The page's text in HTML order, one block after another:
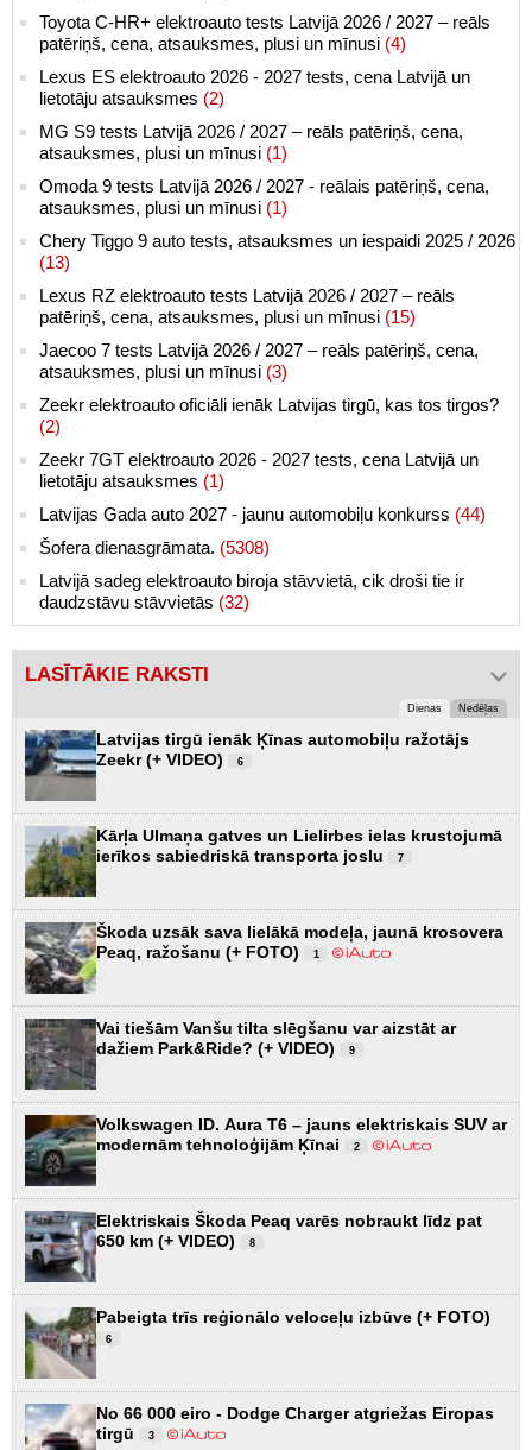
Toyota C-HR+ elektroauto tests Latvijā 2026 / 2027 – reāls
patēriņš, cena, atsauksmes, plusi un mīnusi (4)
Lexus ES elektroauto 2026 - 2027 tests, cena Latvijā un
lietotāju atsauksmes (2)
MG S9 tests Latvijā 2026 / 2027 – reāls patēriņš, cena,
atsauksmes, plusi un mīnusi (1)
Omoda 9 tests Latvijā 2026 / 2027 - reālais patēriņš, cena,
atsauksmes, plusi un mīnusi (1)
Chery Tiggo 9 auto tests, atsauksmes un iespaidi 2025 / 2026
(13)
Lexus RZ elektroauto tests Latvijā 2026 / 2027 – reāls
patēriņš, cena, atsauksmes, plusi un mīnusi (15)
Jaecoo 7 tests Latvijā 2026 / 2027 – reāls patēriņš, cena,
atsauksmes, plusi un mīnusi (3)
Zeekr elektroauto oficiāli ienāk Latvijas tirgū, kas tos tirgos?
(2)
Zeekr 7GT elektroauto 2026 - 2027 tests, cena Latvijā un
lietotāju atsauksmes (1)
Latvijas Gada auto 2027 - jaunu automobiļu konkurss (44)
Šofera dienasgrāmata. (5308)
Latvijā sadeg elektroauto biroja stāvvietā, cik droši tie ir
daudzstāvu stāvvietās (32)
LASĪTĀKIE RAKSTI
Dienas Nedēļas
Latvijas tirgū ienāk Ķīnas automobiļu ražotājs
Zeekr (+ VIDEO)
6
Kārļa Ulmaņa gatves un Lielirbes ielas krustojumā
ierīkos sabiedriskā transporta joslu
7
Škoda uzsāk sava lielākā modeļa, jaunā krosovera
Peaq, ražošanu (+ FOTO)
1
Vai tiešām Vanšu tilta slēgšanu var aizstāt ar
dažiem Park&Ride? (+ VIDEO)
9
Volkswagen ID. Aura T6 – jauns elektriskais SUV ar
modernām tehnoloģijām Ķīnai
2
Elektriskais Škoda Peaq varēs nobraukt līdz pat
650 km (+ VIDEO)
8
Pabeigta trīs reģionālo veloceļu izbūve (+ FOTO)
6
No 66 000 eiro - Dodge Charger atgriežas Eiropas
tirgū
3